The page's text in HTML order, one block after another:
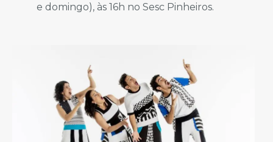
e domingo), às 16h no Sesc Pinheiros.